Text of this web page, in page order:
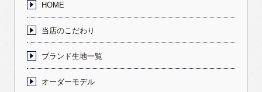
HOME
当店のこだわり
ブランド生地一覧
オーダーモデル